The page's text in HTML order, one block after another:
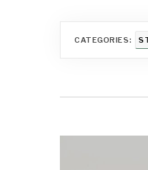
CATEGORIES: